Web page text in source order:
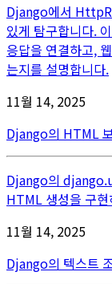
Django에서
있게 탐구합니다.
응답을 연결하고,
는지를 설명합니다.
11월 14, 2025
Django의 HTML
Django의
HTML 생성을 구
11월 14, 2025
Django의 텍스트